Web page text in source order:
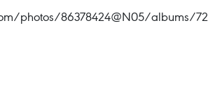
photos/86378424@N05/albums/